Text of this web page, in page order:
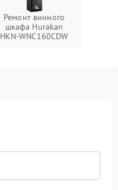
Ремонт винного
шкафа Hurakan
HKN-WNC160CDW